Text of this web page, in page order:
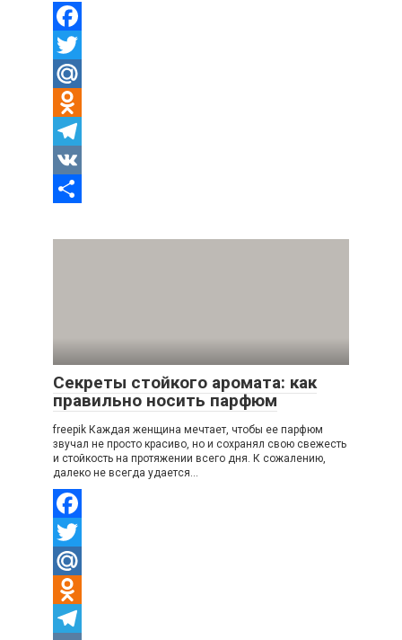
Facebook
Twitter
Mail.Ru
Odnoklassniki
Telegram
VK
Секреты стойкого аромата: как
правильно носить парфюм
freepik Каждая женщина мечтает, чтобы ее парфюм
звучал не просто красиво, но и сохранял свою свежесть
и стойкость на протяжении всего дня. К сожалению,
далеко не всегда удается…
Facebook
Twitter
Mail.Ru
Odnoklassniki